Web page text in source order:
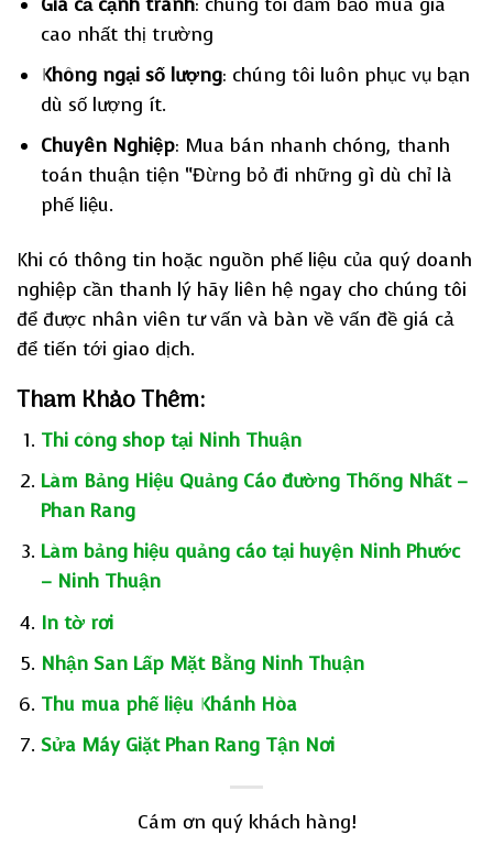
cao nhất thị trường
Không ngại số lượng: chúng tôi luôn phục vụ bạn
dù số lượng ít.
Chuyên Nghiệp: Mua bán nhanh chóng, thanh
toán thuận tiện “Đừng bỏ đi những gì dù chỉ là
phế liệu.
Khi có thông tin hoặc nguồn phế liệu của quý doanh
nghiệp cần thanh lý hãy liên hệ ngay cho chúng tôi
để được nhân viên tư vấn và bàn về vấn đề giá cả
để tiến tới giao dịch.
Tham Khảo Thêm:
Thi công shop tại Ninh Thuận
Làm Bảng Hiệu Quảng Cáo đường Thống Nhất –
Phan Rang
Làm bảng hiệu quảng cáo tại huyện Ninh Phước
– Ninh Thuận
In tờ rơi
Nhận San Lấp Mặt Bằng Ninh Thuận
Thu mua phế liệu Khánh Hòa
Sửa Máy Giặt Phan Rang Tận Nơi
Cám ơn quý khách hàng!